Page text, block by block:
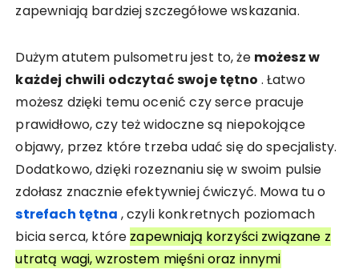
zapewniają bardziej szczegółowe wskazania.
Dużym atutem pulsometru jest to, że możesz w
każdej chwili odczytać swoje tętno . Łatwo
możesz dzięki temu ocenić czy serce pracuje
prawidłowo, czy też widoczne są niepokojące
objawy, przez które trzeba udać się do specjalisty.
Dodatkowo, dzięki rozeznaniu się w swoim pulsie
zdołasz znacznie efektywniej ćwiczyć. Mowa tu o
strefach tętna , czyli konkretnych poziomach
bicia serca, które zapewniają korzyści związane z
utratą wagi, wzrostem mięśni oraz innymi